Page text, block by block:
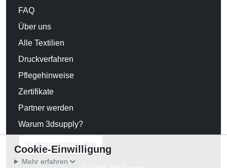
FAQ
Über uns
Alle Textilien
Druckverfahren
Pflegehinweise
Zertifikate
Partner werden
Warum 3dsupply?
Vertrag widerrufen
Cookie-Einwilligung
Mehr erfahren